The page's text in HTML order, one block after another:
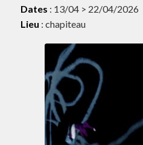
Dates : 13/04 > 22/04/2026
Lieu : chapiteau